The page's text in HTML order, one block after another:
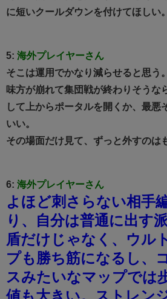
に短いクールダウンを付けてほしい。
5: 海外プレイヤーさん
そこは運用でかなり減らせると思う。
味方が崩れて集団戦が終わりそうな
して上からポータルを開くか、最悪
いい。
その場面だけ見て、ずっと外すのは
6: 海外プレイヤーさん
よほど刺さらない相手
り、自分は普通に出す派
盾だけじゃなく、ウル
プも勝ち筋になるし、
スみたいなマップでは
値も大きい。
ストレン